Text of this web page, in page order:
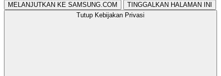
MELANJUTKAN KE SAMSUNG.COM
TINGGALKAN HALAMAN INI
Tutup Kebijakan Privasi